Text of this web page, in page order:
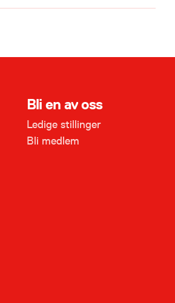
Bli en av oss
Ledige stillinger
Bli medlem